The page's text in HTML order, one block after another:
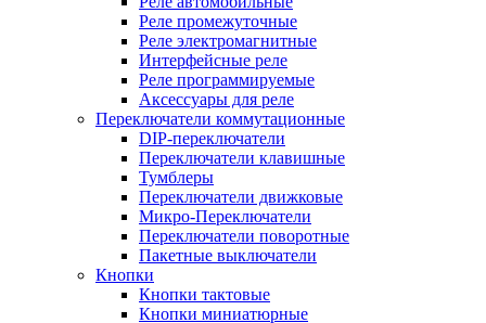
Реле промежуточные
Реле электромагнитные
Интерфейсные реле
Реле программируемые
Аксессуары для реле
Переключатели коммутационные
DIP-переключатели
Переключатели клавишные
Тумблеры
Переключатели движковые
Микро-Переключатели
Переключатели поворотные
Пакетные выключатели
Кнопки
Кнопки тактовые
Кнопки миниатюрные